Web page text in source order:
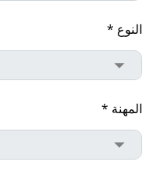
النوع *
المهنة *